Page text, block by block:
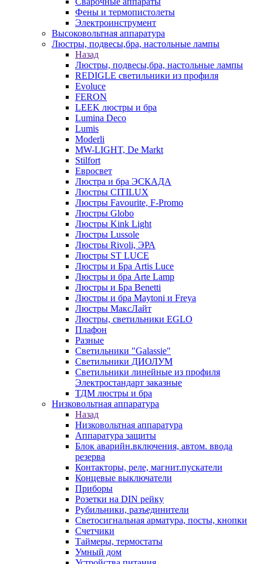
Фены и термопистолеты
Электроинструмент
Высоковольтная аппаратура
Люстры, подвесы,бра, настольные лампы
Назад
Люстры, подвесы,бра, настольные лампы
REDIGLE светильники из профиля
Evoluce
FERON
LEEK люстры и бра
Lumina Deco
Lumis
Moderli
MW-LIGHT, De Markt
Stilfort
Евросвет
Люстра и бра ЭСКАДА
Люстры CITILUX
Люстры Favourite, F-Promo
Люстры Globo
Люстры Kink Light
Люстры Lussole
Люстры Rivoli, ЭРА
Люстры ST LUCE
Люстры и Бра Artis Luce
Люстры и бра Arte Lamp
Люстры и Бра Benetti
Люстры и бра Maytoni и Freya
Люстры МаксЛайт
Люстры, светильники EGLO
Плафон
Разные
Светильники "Galassie"
Светильники ДИОЛУМ
Светильники линейные из профиля
Электростандарт заказные
ТДМ люстры и бра
Низковольтная аппаратура
Назад
Низковольтная аппаратура
Аппаратура защиты
Блок аварийн.включения, автом. ввода
резерва
Контакторы, реле, магнит.пускатели
Концевые выключатели
Приборы
Розетки на DIN рейку
Рубильники, разъединители
Светосигнальная арматура, посты, кнопки
Счетчики
Таймеры, термостаты
Умный дом